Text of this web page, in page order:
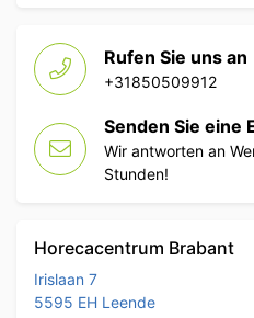
Rufen Sie uns an
+31850509912
Senden Sie eine
Wir antworten an
Stunden!
Horecacentrum Brabant
Irislaan 7
5595 EH Leende